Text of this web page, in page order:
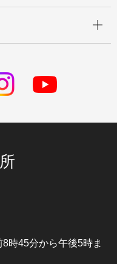
時45分から午後5時ま